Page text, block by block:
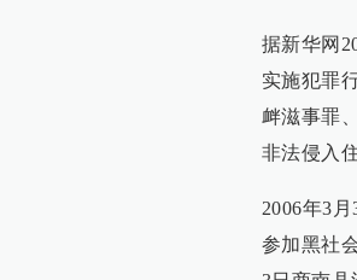
据新华网
实施犯罪
衅滋事罪
非法侵入
2006年3
参加黑社